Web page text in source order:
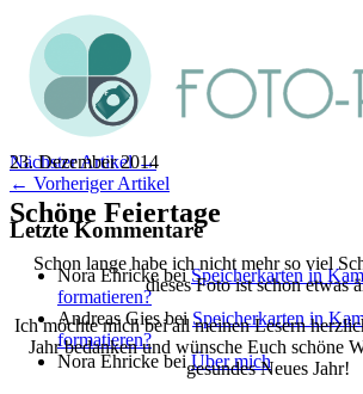
23. Dezember 2014
Schöne Feiertage
Schon lange habe ich nicht mehr so viel
dieses Foto ist schon etwas
Ich möchte mich bei all meinen Lesern
Jahr bedanken und wünsche Euch schöne
gesundes Neues Jahr!
Nächster Artikel →
← Vorheriger Artikel
Letzte Kommentare
Nora EhrickebeiSpeicherkarten in
formatieren?
Andreas Giesbei Speicherkarten in
formatieren?
Nora Ehricke beiÜber mich